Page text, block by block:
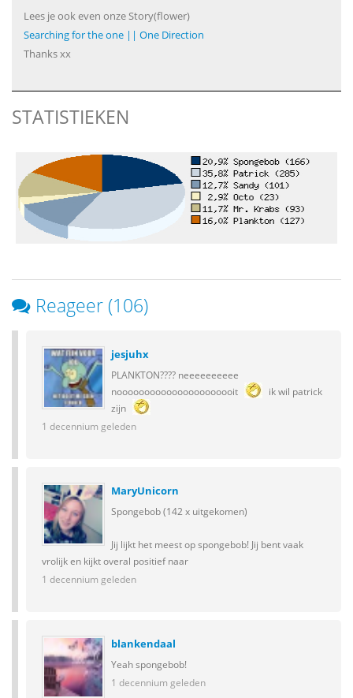
Lees je ook even onze Story(flower)
Searching for the one || One Direction
Thanks xx
STATISTIEKEN
Reageer (106)
jesjuhx
PLANKTON???? neeeeeeeeee
noooooooooooooooooooooit
ik wil patrick
zijn
1 decennium geleden
MaryUnicorn
Spongebob (142 x uitgekomen)
Jij lijkt het meest op spongebob! Jij bent vaak
vrolijk en kijkt overal positief naar
1 decennium geleden
blankendaal
Yeah spongebob!
1 decennium geleden